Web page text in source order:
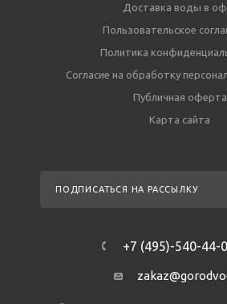
Доставка воды в
Пользовательское
Политика
Согласие на обработку
Публичная оферта
Карта сайта
ПОДПИСАТЬСЯ НА РАССЫЛКУ
+7 (495)-540-44-